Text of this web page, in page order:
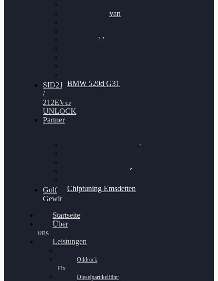
VW Passat 2.0TDI
VW T6 Multivan
BMW 120d
BMW 520d G31
SID212
/
212EVO
UNLOCK
Partner
Bilgenroth Performance
Chiptuning Schüttorf
Chiptuning Emsdetten
Golf
Gewinnspiel
Startseite
Über
uns
Leistungen
Oildruck
FIx
Dieselpartikelfilter